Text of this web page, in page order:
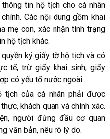
tin hộ tịch cho cá nhân
Các nội dung gồm khai
mẹ con, xác nhận tình trạng
hộ tịch khác.
ký giấy tờ hộ tịch và có
tế, trừ giấy khai sinh, giấy
có yếu tố nước ngoài.
tịch của cá nhân phải được
khách quan và chính xác.
người đứng đầu cơ quan
văn bản, nêu rõ lý do.